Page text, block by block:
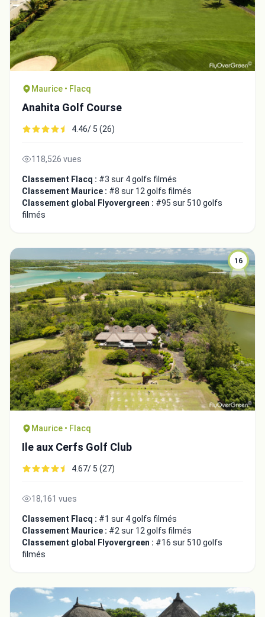
Maurice • Flacq
Anahita Golf Course
4.46/ 5 (26)
118,526 vues
Classement Flacq : #3 sur 4 golfs filmés
Classement Maurice : #8 sur 12 golfs filmés
Classement global Flyovergreen : #95 sur 510 golfs
filmés
16
Maurice • Flacq
Ile aux Cerfs Golf Club
4.67/ 5 (27)
18,161 vues
Classement Flacq : #1 sur 4 golfs filmés
Classement Maurice : #2 sur 12 golfs filmés
Classement global Flyovergreen : #16 sur 510 golfs
filmés